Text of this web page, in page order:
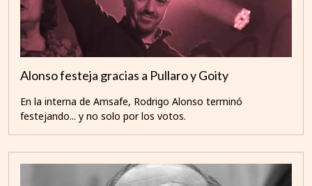
Alonso festeja gracias a Pullaro y Goity
En la interna de Amsafe, Rodrigo Alonso terminó
festejando... y no solo por los votos.